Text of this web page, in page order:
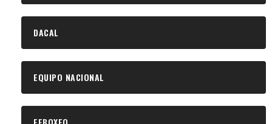
DACAL
EQUIPO NACIONAL